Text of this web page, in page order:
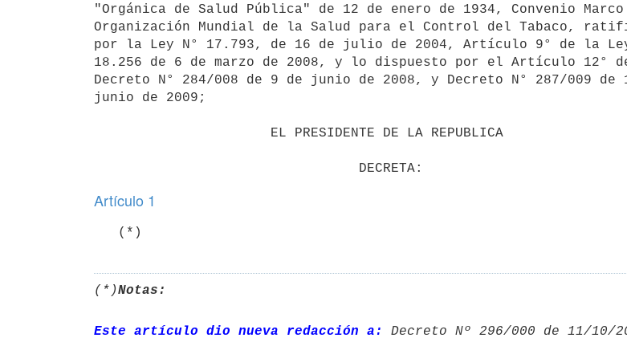
"Orgánica de Salud Pública" de 12 de enero de 1934, Convenio
Organización Mundial de la Salud para el Control del Tabaco,
por la Ley N° 17.793, de 16 de julio de 2004, Artículo 9° de la
18.256 de 6 de marzo de 2008, y lo dispuesto por el Artículo 12°
Decreto N° 284/008 de 9 de junio de 2008, y Decreto N° 287/009 de
junio de 2009;
Artículo 1
   (*)
(*)Notas:
Este artículo dio nueva redacción a:
Decreto Nº 296/000 de 11/10/